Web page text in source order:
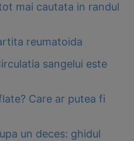
mai cautata in randul
reumatoida
sangelui este
Care ar putea fi
un deces: ghidul